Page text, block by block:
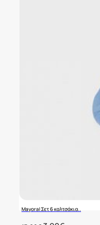
Mayoral Σετ 6 καλτσάκια..